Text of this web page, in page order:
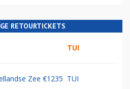
RETOURTICKETS
TUI
Zee €1235 TUI